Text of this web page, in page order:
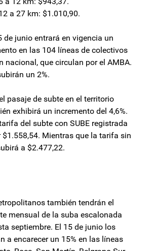
a 27 km: $1.010,90.
de junio entrará en vigencia un
en las 104 líneas de colectivos
nacional, que circulan por el AMBA.
un 2%.
pasaje de subte en el territorio
exhibirá un incremento del 4,6%.
del subte con SUBE registrada
$1.558,54. Mientras que la tarifa sin
a $2.477,22.
también tendrán el
mensual de la suba escalonada
septiembre. El 15 de junio los
a encarecer un 15% en las líneas